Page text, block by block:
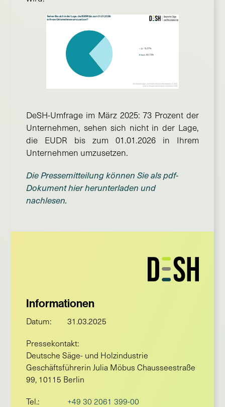
DeSH-Umfrage im März 2025: 73 Prozent der
Unternehmen, sehen sich nicht in der Lage,
die EUDR bis zum 01.01.2026 in Ihrem
Unternehmen umzusetzen.
Die Pressemitteilung können Sie als pdf-
Dokument hier herunterladen und
nachlesen.
Informationen
Datum: 31.03.2025
Pressekontakt:
Deutsche Säge- und Holzindustrie
Geschäftsführerin Julia Möbus Chausseestraße
99, 10115 Berlin
Tel.:
+49 30 2061 399-00